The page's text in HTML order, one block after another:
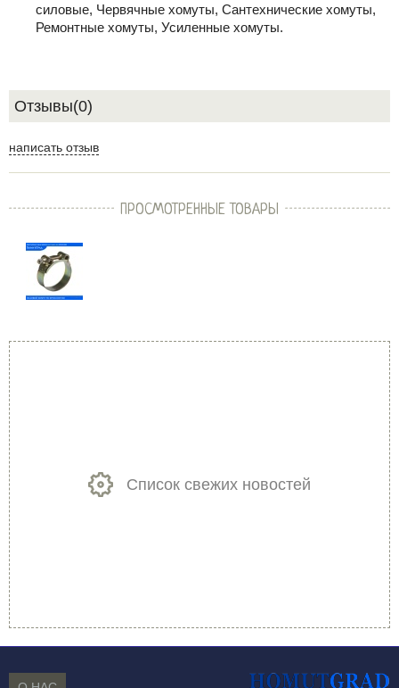
силовые, Червячные хомуты, Сантехнические хомуты,
Ремонтные хомуты, Усиленные хомуты.
Отзывы(0)
написать отзыв
ПРОСМОТРЕННЫЕ ТОВАРЫ
Список свежих новостей